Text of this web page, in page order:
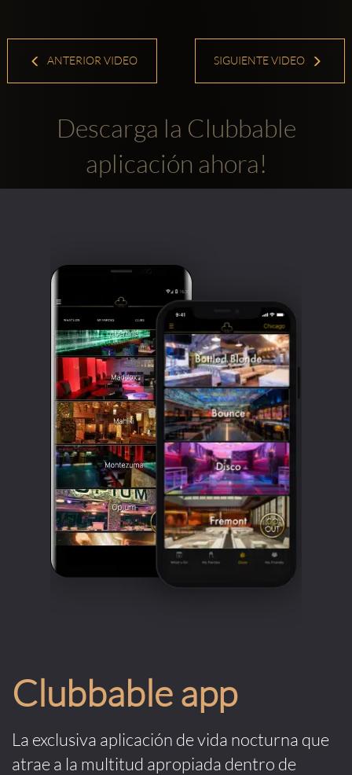
ANTERIOR VIDEO SIGUIENTE VIDEO
Descarga la Clubbable
aplicación ahora!
Clubbable app
La exclusiva aplicación de vida nocturna que
atrae a la multitud apropiada dentro de